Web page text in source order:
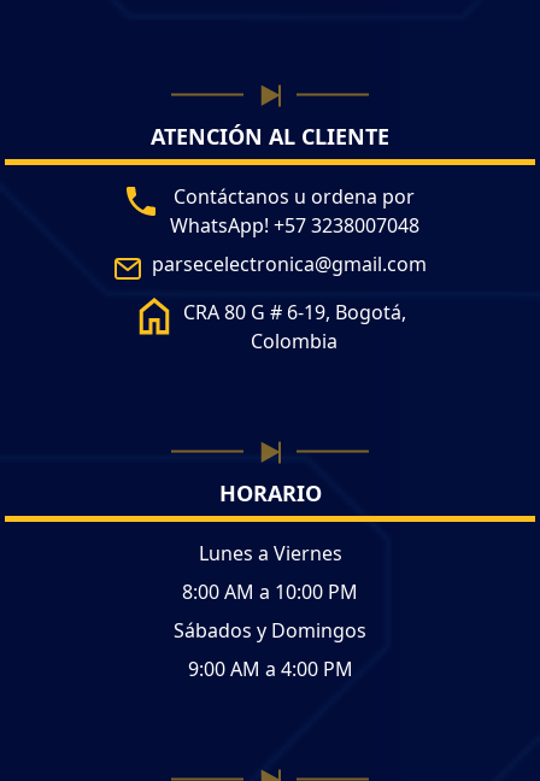
ATENCIÓN AL CLIENTE
Contáctanos u ordena por
WhatsApp! +57 3238007048
parsecelectronica@gmail.com
CRA 80 G # 6-19, Bogotá,
Colombia
HORARIO
Lunes a Viernes
8:00 AM a 10:00 PM
Sábados y Domingos
9:00 AM a 4:00 PM